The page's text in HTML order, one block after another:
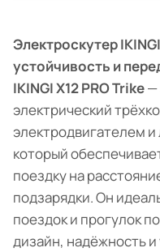
Электроскутер
устойчивость и
IKINGI X12 PRO Trike—
электрический
электродвигателем
который
поездку на
подзарядки. Он
поездок и прогулок
дизайн, надёжность и